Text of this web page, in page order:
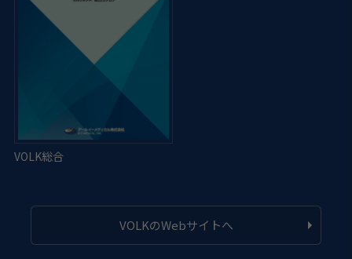
VOLKのWebサイトへ